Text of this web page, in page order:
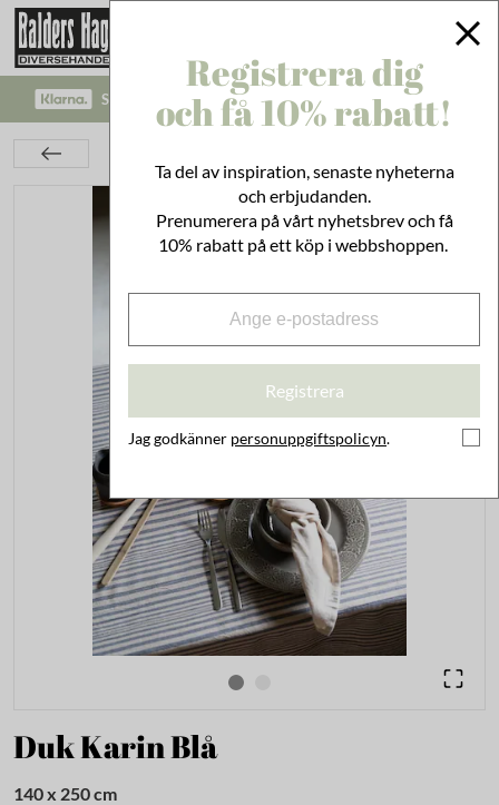
SÄKRA BETALNINGAR MED KLARNA CHECKOUT!
Duk Karin Blå
140 x 250 cm
Registrera dig
och få 10% rabatt!
Ta del av inspiration, senaste nyheterna
och erbjudanden.
Prenumerera på vårt nyhetsbrev och få
10% rabatt på ett köp i webbshoppen.
Registrera
Jag godkänner personuppgiftspolicyn.